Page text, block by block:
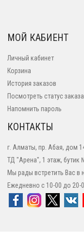
МОЙ КАБИЕНТ
Личный кабинет
Корзина
История заказов
Посмотреть статус заказа
Напомнить пароль
КОНТАКТЫ
г. Алматы, пр. Абая, дом
ТД "Арена", 1 этаж, бутик
Мы рады встретить Вас в
Ежедневно с 10-00 до 20-